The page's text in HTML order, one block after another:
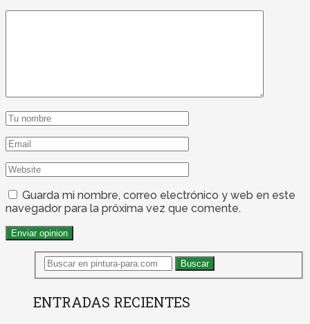
Guarda mi nombre, correo electrónico y web en este
navegador para la próxima vez que comente.
ENTRADAS RECIENTES